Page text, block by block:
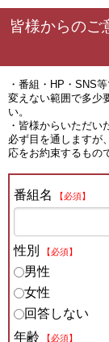
皆様からのご
・番組・HP・SNS
変えない範囲で多少
い。
・皆様からいただい
必ず目を通しますが
応をお約束するもの
番組名 【必須】
性別 【必須】
男性
女性
回答しない
年齢
【必須】